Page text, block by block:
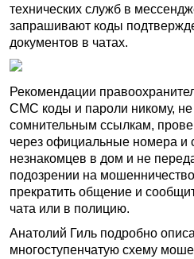
технических служб в
запрашивают коды
документов в чатах.
Рекомендации
СМС коды и пароли никому, не
сомнительным ссылкам,
через официальные номера и
незнакомцев в дом и не
подозрении на
прекратить общение и
чата или в полицию.
Анатолий Гиль подробно
многоступенчатую схему